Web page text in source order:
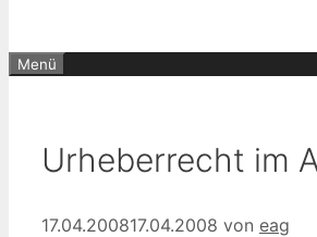
Menü
Urheberrecht im
17.04.200817.04.2008 von eag